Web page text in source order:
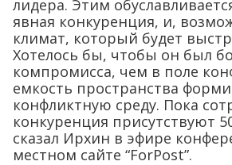
лидера. Этим
явная конкуренция, и,
климат, который будет
Хотелось бы, чтобы он был
компромисса, чем в поле
емкость пространства
конфликтную среду. Пока
конкуренция присутствуют
сказал Ирхин в эфире
местном сайте “ForPost”.